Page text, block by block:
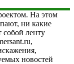
На этом
ни какие
собой ленту
новостей